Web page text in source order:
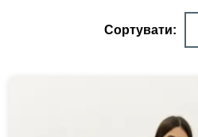
Сортувати: